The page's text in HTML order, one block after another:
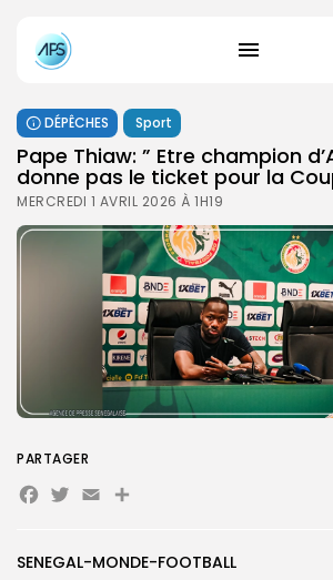
for:
DÉPÊCHES Sport
‎Pape Thiaw: ” Etre champion
donne pas le ticket pour la
MERCREDI 1 AVRIL 2026 À 1H19
SENEGAL-MONDE-FOOTBALL
PARTAGER
Facebook
Twitter
EmailPartager